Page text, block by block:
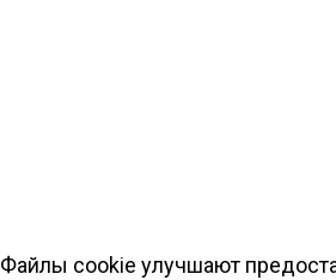
Файлы cookie улучшают